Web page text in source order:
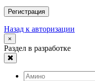
Регистрация
Назад к авторизации
×
Раздел в разработке